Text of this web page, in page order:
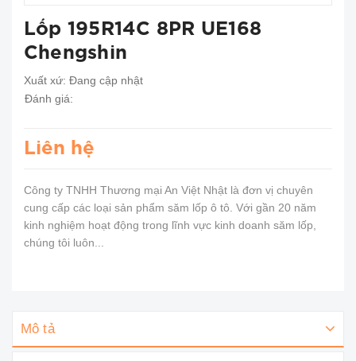
Lốp 195R14C 8PR UE168
Chengshin
Xuất xứ: Đang cập nhật
Đánh giá:
Liên hệ
Công ty TNHH Thương mại An Việt Nhật là đơn vị chuyên
cung cấp các loại sản phẩm săm lốp ô tô. Với gần 20 năm
kinh nghiệm hoạt động trong lĩnh vực kinh doanh săm lốp,
chúng tôi luôn...
Mô tả